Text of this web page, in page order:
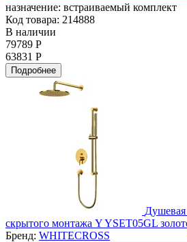
назначение: встраиваемый комплект
Код товара: 214888
В наличии
79789 Р
63831 Р
Подробнее
скрытого монтажа Y YSET05GL
Бренд: WHITECROSS